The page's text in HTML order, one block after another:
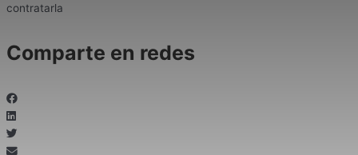
Comparte en redes